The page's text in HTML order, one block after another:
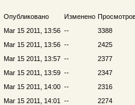
Опубликовано Изменено
Mar 15 2011, 13:56 --
3388
Mar 15 2011, 13:56 --
2425
Mar 15 2011, 13:57 --
2377
Mar 15 2011, 13:59 --
2347
Mar 15 2011, 14:00 --
2316
Mar 15 2011, 14:01 --
2274